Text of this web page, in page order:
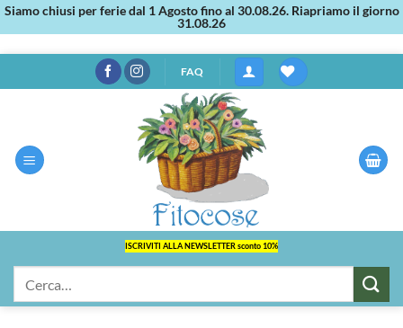
Siamo chiusi per ferie dal 1 Agosto fino al 30.08.26. Riapriamo il giorno
31.08.26
ai
FAQ
ISCRIVITI ALLA NEWSLETTER sconto 10%